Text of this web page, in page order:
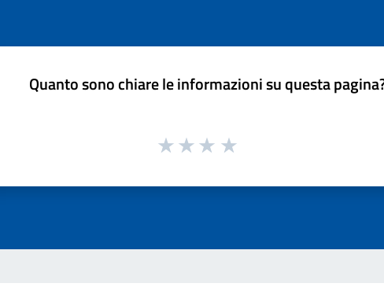
Quanto sono chiare le informazioni su questa